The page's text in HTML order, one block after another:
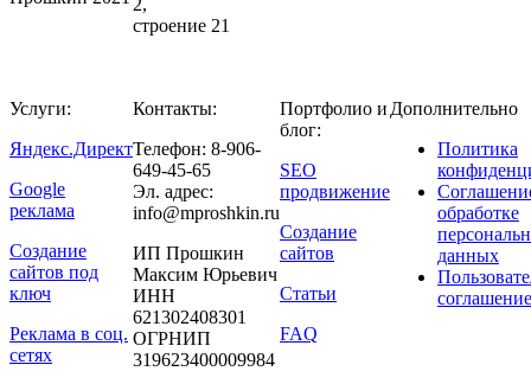
2,
строение 21
Услуги:
Яндекс.Директ
Google
реклама
Создание
сайтов под
ключ
Реклама в соц.
сетях
Контакты:
Телефон: 8-906-
649-45-65
Эл. адрес:
info@mproshkin.ru
ИП Прошкин
Максим Юрьевич
ИНН
621302408301
ОГРНИП
319623400009984
Портфолио и
блог:
SEO
продвижение
Создание
сайтов
Статьи
FAQ
Дополнительно
Политика
обработке
данных
соглашение